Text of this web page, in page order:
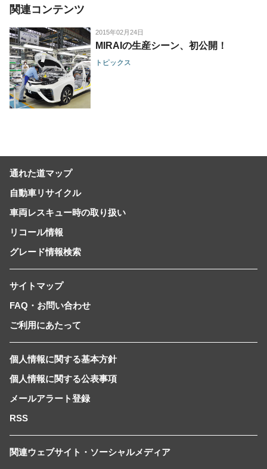
関連コンテンツ
2015年02月24日
MIRAIの生産シーン、初公開！
トピックス
通れた道マップ
自動車リサイクル
車両レスキュー時の取り扱い
リコール情報
グレード情報検索
サイトマップ
FAQ・お問い合わせ
ご利用にあたって
個人情報に関する基本方針
個人情報に関する公表事項
メールアラート登録
RSS
関連ウェブサイト・ソーシャルメディア